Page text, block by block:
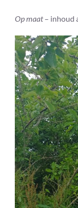
Op maat– inhoud